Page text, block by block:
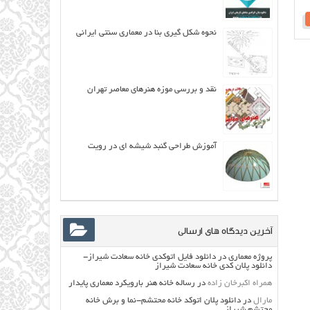
نحوه شکل گیری بنا در معماری سنتی ایرانی
نقد و بررسی موزه هنرهای معاصر تهران
آموزش طراحی گنبد شیشه ای در رویت
آخرین دیدگاه های ارسالی
پروژه معماری دردانلود فایل اتوکدی خانه سعادت شیراز-
دانلود پلان کدی خانه سعادت شیراز
همراه اکبرخان زاده در رساله خانه هنر بارویکرد معماری پایدار
مارال دردانلود پلان اتوکد خانه محتشم-نما و برش خانه